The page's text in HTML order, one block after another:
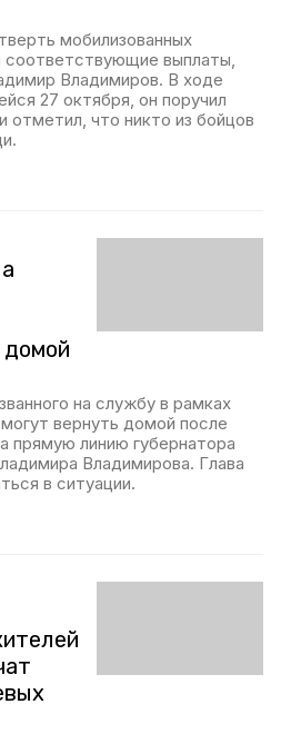
мобилизованных
соответствующие выплаты,
Владимиров. В ходе
27 октября, он поручил
отметил, что никто из бойцов
на службу в рамках
вернуть домой после
прямую линию губернатора
Владимирова. Глава
в ситуации.